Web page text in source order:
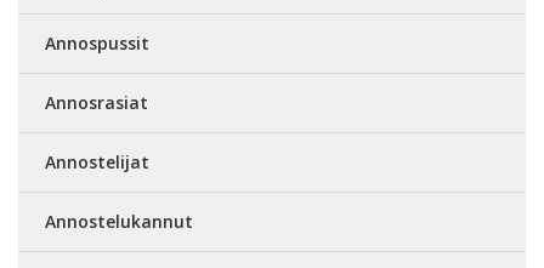
Annospussit
Annosrasiat
Annostelijat
Annostelukannut